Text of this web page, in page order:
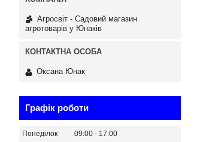
Агросвіт - Садовий магазин
агротоварів у Юнаків
Оксана Юнак
Графік роботи
Понеділок 09:00
17:00